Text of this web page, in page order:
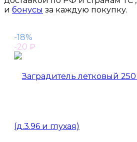
и бонусы за каждую покупку.
-18%
-20 ₽